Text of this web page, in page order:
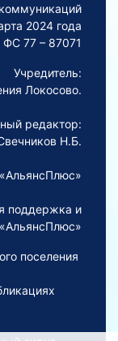
2024 года
77 – 87071
Учредитель:
Локосово.
редактор:
Н.Б.
поддержка и
поселения